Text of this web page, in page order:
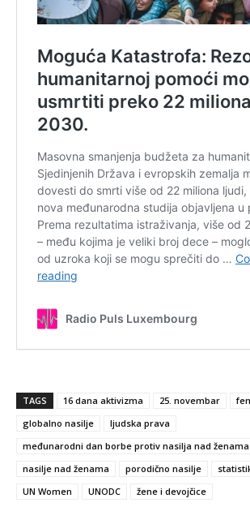
TAGS 16 dana aktivizma 25. novembar
globalno nasilje
ljudska prava
međunarodni dan borbe protiv nasilja nad ženama
nasilje nad ženama
porodično nasilje
UN Women
UNODC žene i devojčice